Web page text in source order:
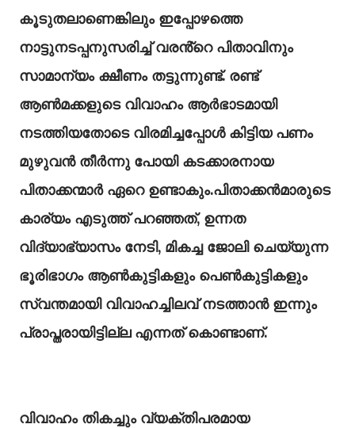
കൂടുതലാണെങ്കിലും ഇപ്പോഴത്തെ
നാട്ടുനടപ്പനുസരിച്ച് വരൻ്റെ പിതാവിനും
സാമാന്യം ക്ഷീണം തട്ടുന്നുണ്ട്. രണ്ട്
ആൺമക്കളുടെ വിവാഹം ആർഭാടമായി
നടത്തിയതോടെ വിരമിച്ചപ്പോൾ കിട്ടിയ പണം
മുഴുവൻ തീർന്നു പോയി കടക്കാരനായ
പിതാക്കന്മാർ ഏറെ ഉണ്ടാകും.പിതാക്കൻമാരുടെ
കാര്യം എടുത്ത് പറഞ്ഞത്, ഉന്നത
വിദ്യാഭ്യാസം നേടി, മികച്ച ജോലി ചെയ്യുന്ന
ഭൂരിഭാഗം ആൺകുട്ടികളും പെൺകുട്ടികളും
സ്വന്തമായി വിവാഹച്ചിലവ് നടത്താൻ ഇന്നും
പ്രാപ്തരായിട്ടില്ല എന്നത് കൊണ്ടാണ്.
വിവാഹം തികച്ചും വ്യക്തിപരമായ